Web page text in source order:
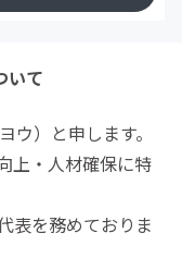
いて
ウ）と申します。
上・人材確保に特
表を務めておりま